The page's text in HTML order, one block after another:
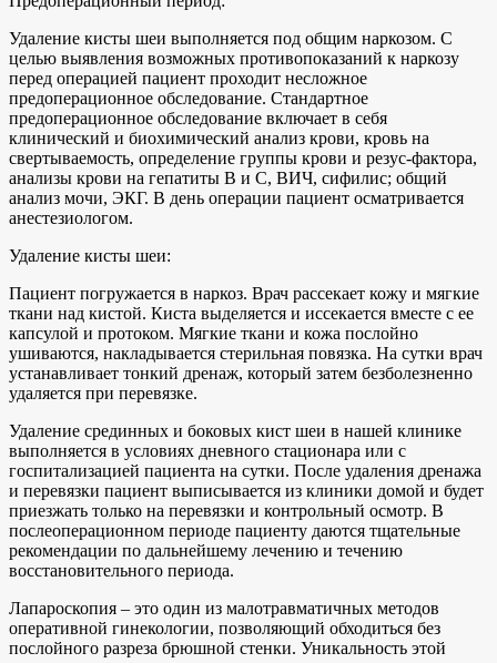
Удаление кисты шеи выполняется под общим наркозом. С
целью выявления возможных противопоказаний к наркозу
перед операцией пациент проходит несложное
предоперационное обследование. Стандартное
предоперационное обследование включает в себя
клинический и биохимический анализ крови, кровь на
свертываемость, определение группы крови и резус-фактора,
анализы крови на гепатиты В и С, ВИЧ, сифилис; общий
анализ мочи, ЭКГ. В день операции пациент осматривается
анестезиологом.
Удаление кисты шеи:
Пациент погружается в наркоз. Врач рассекает кожу и мягкие
ткани над кистой. Киста выделяется и иссекается вместе с ее
капсулой и протоком. Мягкие ткани и кожа послойно
ушиваются, накладывается стерильная повязка. На сутки врач
устанавливает тонкий дренаж, который затем безболезненно
удаляется при перевязке.
Удаление срединных и боковых кист шеи в нашей клинике
выполняется в условиях дневного стационара или с
госпитализацией пациента на сутки. После удаления дренажа
и перевязки пациент выписывается из клиники домой и будет
приезжать только на перевязки и контрольный осмотр. В
послеоперационном периоде пациенту даются тщательные
рекомендации по дальнейшему лечению и течению
восстановительного периода.
Лапароскопия – это один из малотравматичных методов
оперативной гинекологии, позволяющий обходиться без
послойного разреза брюшной стенки. Уникальность этой